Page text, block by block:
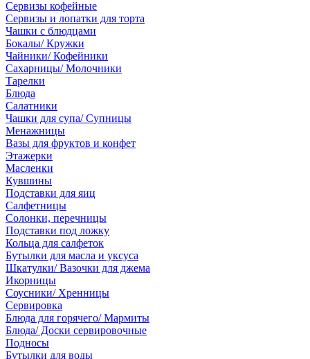
Сервизы кофейные
Сервизы и лопатки для торта
Чашки с блюдцами
Бокалы/ Кружки
Чайники/ Кофейники
Сахарницы/ Молочники
Тарелки
Блюда
Салатники
Чашки для супа/ Супницы
Менажницы
Вазы для фруктов и конфет
Этажерки
Масленки
Кувшины
Подставки для яиц
Салфетницы
Солонки, перечницы
Подставки под ложку
Кольца для салфеток
Бутылки для масла и уксуса
Шкатулки/ Вазочки для джема
Икорницы
Соусники/ Хренницы
Сервировка
Блюда для горячего/ Мармиты
Блюда/ Доски сервировочные
Подносы
Бутылки для воды